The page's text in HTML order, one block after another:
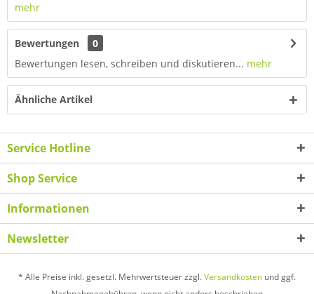
mehr
Bewertungen
0
Bewertungen lesen, schreiben und diskutieren... mehr
Ähnliche Artikel
Service Hotline
Shop Service
Informationen
Newsletter
* Alle Preise inkl. gesetzl. Mehrwertsteuer zzgl.Versandkosten und ggf.